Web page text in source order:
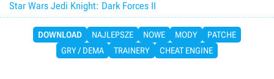
Star Wars Jedi Knight: Dark Forces II
DOWNLOAD NAJLEPSZE NOWE MODY
PATCHE
GRY / DEMA
TRAINERY CHEAT ENGINE